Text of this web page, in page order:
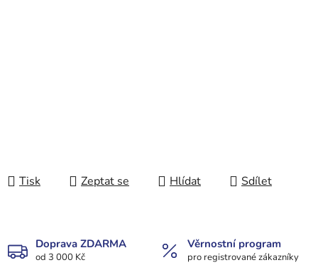
Tisk Zeptat se Hlídat Sdílet
Doprava ZDARMA
od 3 000 Kč
Věrnostní program
pro registrované zákazníky